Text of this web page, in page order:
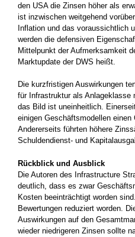
den USA die Zinsen höher als
ist inzwischen weitgehend
Inflation und das voraussichtlich
werden die defensiven
Mittelpunkt der Aufmerksamkeit
Marktupdate der DWS heißt.
Die kurzfristigen Auswirkungen
für Infrastruktur als Anlageklasse
das Bild ist uneinheitlich.
einigen Geschäftsmodellen einen
Andererseits führten höhere
Schuldendienst- und
Rückblick und Ausblick
Die Autoren des Infrastructure
deutlich, dass es zwar
Kosten beeinträchtigt worden
Bewertungen reduziert worden.
Auswirkungen auf den
wieder niedrigeren Zinsen sollte